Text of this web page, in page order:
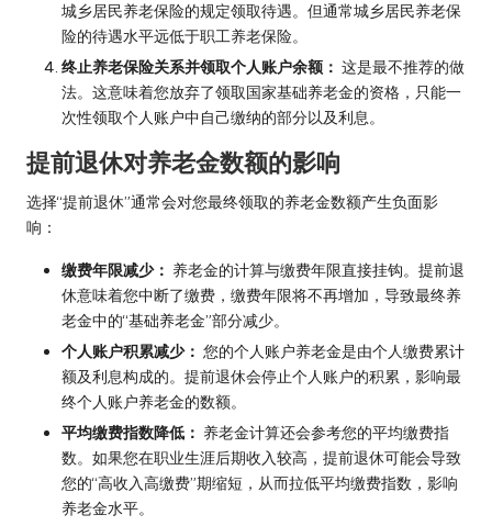
城乡居民养老保险的规定领取待遇。但通常城乡居民养老保
险的待遇水平远低于职工养老保险。
终止养老保险关系并领取个人账户余额： 这是最不推荐的做
法。这意味着您放弃了领取国家基础养老金的资格，只能一
次性领取个人账户中自己缴纳的部分以及利息。
提前退休对养老金数额的影响
选择“提前退休”通常会对您最终领取的养老金数额产生负面影
响：
缴费年限减少： 养老金的计算与缴费年限直接挂钩。提前退
休意味着您中断了缴费，缴费年限将不再增加，导致最终养
老金中的“基础养老金”部分减少。
个人账户积累减少： 您的个人账户养老金是由个人缴费累计
额及利息构成的。提前退休会停止个人账户的积累，影响最
终个人账户养老金的数额。
平均缴费指数降低： 养老金计算还会参考您的平均缴费指
数。如果您在职业生涯后期收入较高，提前退休可能会导致
您的“高收入高缴费”期缩短，从而拉低平均缴费指数，影响
养老金水平。